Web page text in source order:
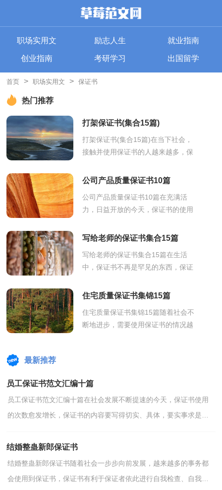
职场实用文 励志人生 就业指南
创业指南 考研学习 出国留学
首页 > 职场实用文 > 保证书
热门推荐
打架保证书(集合15篇)
打架保证书(集合15篇)在当下社会，
接触并使用保证书的人越来越多，保
书信信或文字材料。一起来参考保证
公司产品质量保证书10篇
公司产品质量保证书10篇在充满活
力，日益开放的今天，保证书的使用
内容一般是用分项的方式一条条地列
写给老师的保证书集合15篇
写给老师的保证书集合15篇在生活
中，保证书不再是罕见的东西，保证
到写保证书就拖延症懒癌齐复发？下
住宅质量保证书集锦15篇
住宅质量保证书集锦15篇随着社会不
断地进步，需要使用保证书的情况越
最新推荐
员工保证书范文汇编十篇
员工保证书范文汇编十篇在社会发展不断提速的今天，保证书使用
的次数愈发增长，保证书的内容要写得切实、具体，要实事求是，
结婚整蛊新郎保证书
结婚整蛊新郎保证书随着社会一步步向前发展，越来越多的事务都
会使用到保证书，保证书有利于保证者依此进行自我检查、自我约